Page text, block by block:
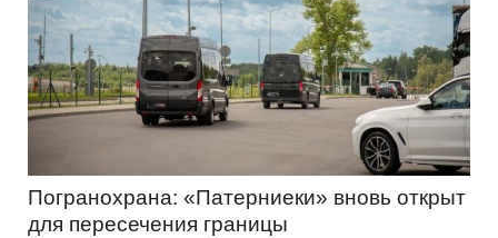
Погранохрана: «Патерниеки» вновь открыт
для пересечения границы